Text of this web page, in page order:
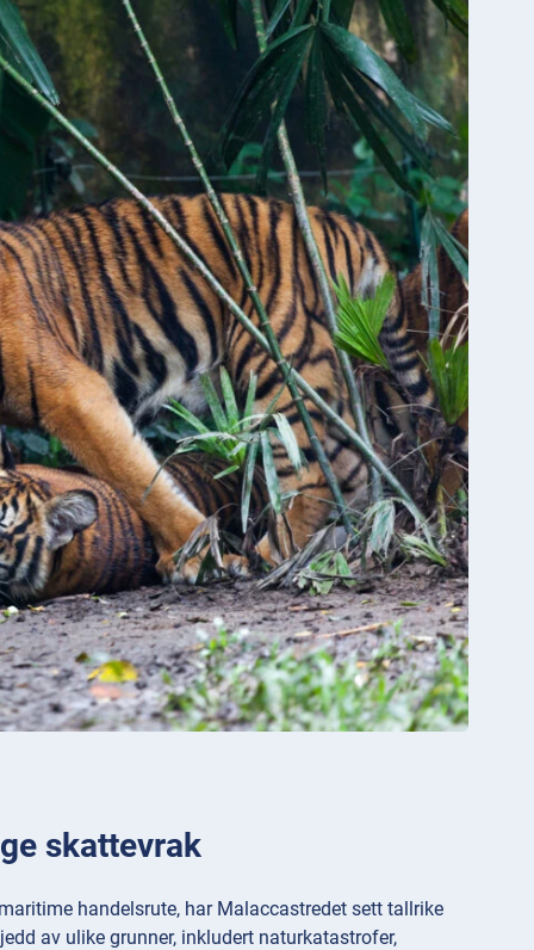
skattevrak
handelsrute, har Malaccastredet sett tallrike
av ulike grunner, inkludert naturkatastrofer,